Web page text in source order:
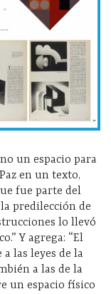
un espacio para
en un texto,
fue parte del
predilección de
lo llevó
Y agrega: “El
las leyes de la
a las de la
un espacio físico